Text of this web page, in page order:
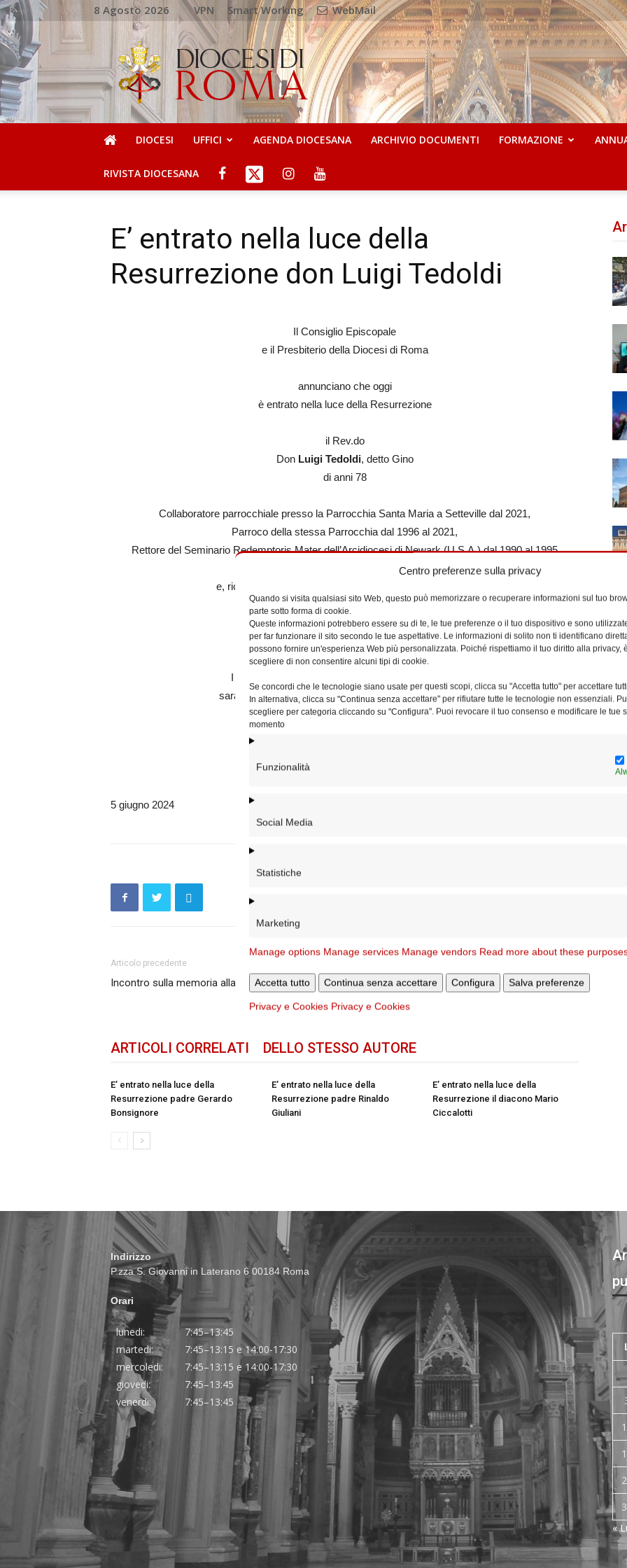
Centro preferenze sulla privacy
Quando si visita qualsiasi sito Web, questo può memorizzare o recuperare informazioni sul tuo
parte sotto forma di cookie.
Queste informazioni potrebbero essere su di te, le tue preferenze o il tuo dispositivo e sono
per far funzionare il sito secondo le tue aspettative. Le informazioni di solito non ti identificano
possono fornire un'esperienza Web più personalizzata. Poiché rispettiamo il tuo diritto alla privacy,
scegliere di non consentire alcuni tipi di cookie.
Se concordi che le tecnologie siano usate per questi scopi, clicca su "Accetta tutto" per accettare
In alternativa, clicca su "Continua senza accettare" per rifiutare tutte le tecnologie non essenziali.
scegliere per categoria cliccando su "Configura". Puoi revocare il tuo consenso e modificare le tue
momento
Funzionalità
Social Media
Statistiche
Marketing
Manage options Manage services Manage vendors Read more about these
Accetta tutto Continua senza accettare Configura Salva preferenze
Privacy e Cookies Privacy e Cookies
8 Agosto 2026 VPN Smart Working WebMail
DIOCESI
DI
ROMA
DIOCESI UFFICI AGENDA DIOCESANA ARCHIVIO DOCUMENTI FORMAZIONE
RIVISTA DIOCESANA
E’ entrato nella luce della
Resurrezione don Luigi Tedoldi
Il Consiglio Episcopale
e il Presbiterio della Diocesi di Roma
annunciano che oggi
è entrato nella luce della Resurrezione
il Rev.do
Don Luigi Tedoldi, detto Gino
di anni 78
Collaboratore parrocchiale presso la Parrocchia Santa Maria a Setteville dal 2021,
Parroco della stessa Parrocchia dal 1996 al 2021,
Rettore del Seminario Redemptoris Mater dell’Arcidiocesi di Newark (U.S.A.) dal 1990 al 1995
e, ricordandone il generoso e fecondo servizio pastorale,
lo affidano all’abbraccio misericordioso di Dio
e alla preghiera di suffragio dei fedeli,
invocando la pace e la gioia del Signore.
I funerali, presieduti da S.E. Mons. Daniele Salera,
saranno celebrati venerdì 7 giugno 2024, alle ore 15.00,
presso la Parrocchia Santa Maria a Setteville
5 giugno 2024
Articolo precedente
Incontro sulla memoria alla Galleria dei Miracoli
Papa Francesco a Santa Brigida per la “Scuola
ARTICOLI CORRELATI DELLO STESSO AUTORE
E’ entrato nella luce della
Resurrezione padre Gerardo
Bonsignore
E’ entrato nella luce della
Resurrezione padre Rinaldo
Giuliani
E’ entrato nella luce della
Resurrezione il diacono Mario
Ciccalotti
Indirizzo
P.zza S. Giovanni in Laterano 6 00184 Roma
Orari
lunedi:
7:45–13:45
martedi:
7:45–13:15 e 14:00-17:30
mercoledi:
7:45–13:15 e 14:00-17:30
giovedi:
7:45–13:45
venerdi:
7:45–13:45
«